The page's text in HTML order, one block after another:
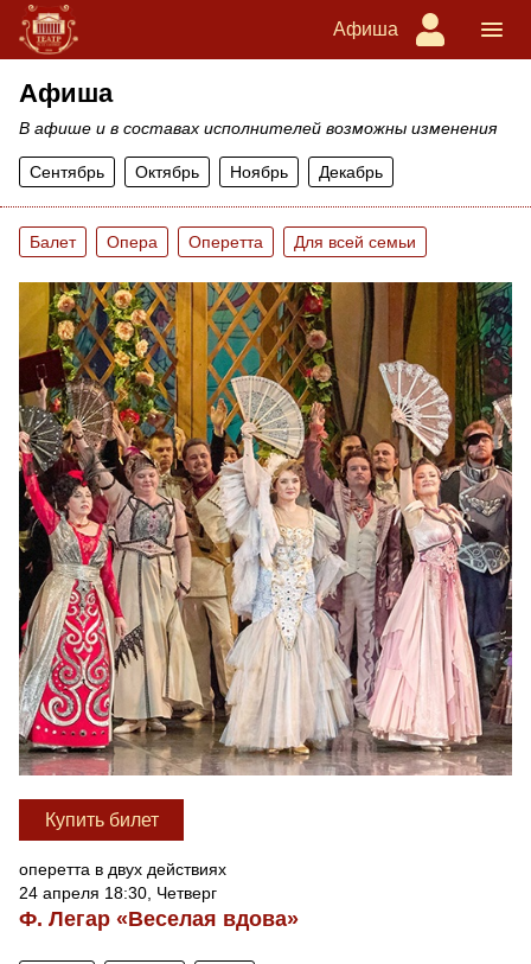
Афиша
Афиша
В афише и в составах исполнителей возможны изменения
Сентябрь Октябрь Ноябрь Декабрь
Балет Опера Оперетта Для всей семьи
Купить билет
оперетта в двух действиях
24 апреля 18:30, Четверг
Ф. Легар «Веселая вдова»